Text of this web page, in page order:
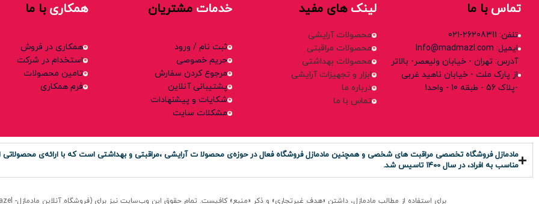
تماسبا ما
تلفن: 26208311-021
ایمیل: Info@madmazl.com
آدرس: تهران - خیابان ولیعصر- بالاتر
از پارک ملت - خیابان ناهید غربی
-پلاک 56 - طبقه 10 - واحد1
لینک های مفید
محصولات آرایشی
محصولات مراقبتی
محصولات بهداشتی
ابزار و تجهیزات آرایشی
درباره ما
تماس با ما
خدمات مشتریان
ثبت نام / ورود
حریم خصوصی
مرجوع کردن سفارش
پشتیبانی آنلاین
شکایات و پیشنهادات
مشکلات سایت
همکاریبا ما
همکاری در فروش
استخدام در شرکت
تامین محصولات
فرم همکاری
مادمازل فروشگاه تخصصی مراقبت های شخصی و همچنین مادمازل فروشگاه فعال در حوزه‌ی محصولا ت آرایشی ،مراقبتی و بهداشتی است که با ارائه‌ی محصولاتی
مناسب به افراد، در سال ۱۴۰0 تاسیس شد.
برای استفاده از مطالب مادمازل، داشتن «هدف غیرتجاری» و ذکر «منبع» کافیست. تمام حقوق اين وب‌سايت نیز برای (فروشگاه آنلاین مادمازل- Madmazel) است.